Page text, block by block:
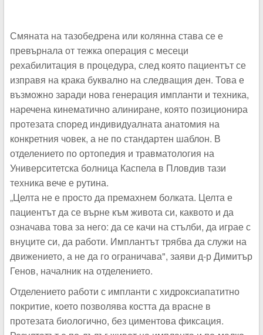
Смяната на тазобедрена или колянна става се е
превърнала от тежка операция с месеци
рехабилитация в процедура, след която пациентът се
изправя на крака буквално на следващия ден. Това е
възможно заради нова генерация импланти и техника,
наречена кинематично алиниране, която позиционира
протезата според индивидуалната анатомия на
конкретния човек, а не по стандартен шаблон. В
отделението по ортопедия и травматология на
Университетска болница Каспела в Пловдив тази
техника вече е рутина.
„Целта не е просто да премахнем болката. Целта е
пациентът да се върне към живота си, каквото и да
означава това за него: да се качи на стълби, да играе с
внуците си, да работи. Имплантът трябва да служи на
движението, а не да го ограничава", заяви д-р Димитър
Генов, началник на отделението.
Отделението работи с импланти с хидроксиапатитно
покритие, което позволява костта да врасне в
протезата биологично, без циментова фиксация.